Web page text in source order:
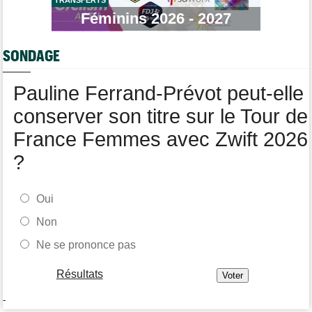
Tour de Pologne
Jan Christen : "J'ai dû me retenir pour ne pas attaquer trop tôt"
Kasia Niewiadoma fait coup double sur la 7e étape
Joao Almeida a abandonné après une nouvelle chute
Féminins 2026 - 2027
SONDAGE
Pauline Ferrand-Prévot peut-elle
conserver son titre sur le Tour de
France Femmes avec Zwift 2026
?
Oui
Non
Ne se prononce pas
Résultats
-